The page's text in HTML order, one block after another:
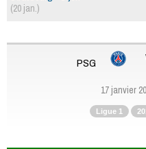
(20 jan.)
PSG
17 janvier
Ligue 1